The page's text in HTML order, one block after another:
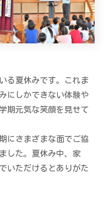
る夏休みです。これま
にしかできない体験や
期元気な笑顔を見せて
にさまざまな面でご協
した。夏休み中、家
いただけるとありがた